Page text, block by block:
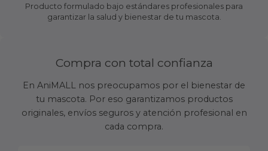
Producto formulado bajo estándares profesionales para
garantizar la salud y bienestar de tu mascota.
Compra con total confianza
En AniMALL nos preocupamos por el bienestar de
tu mascota. Por eso garantizamos productos
originales, envíos seguros y atención profesional en
cada compra.